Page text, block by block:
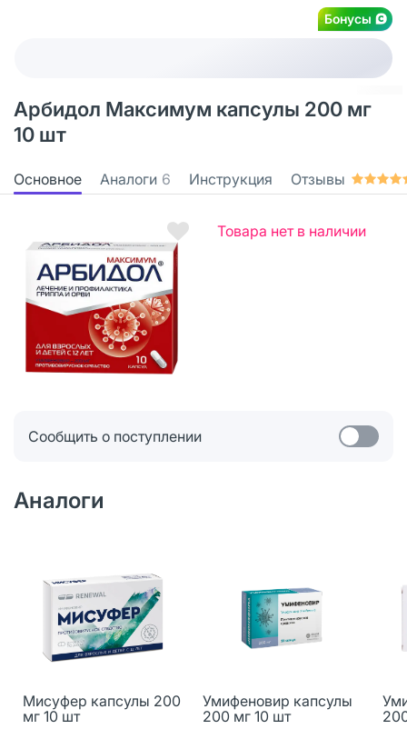
Бонусы
Арбидол Максимум капсулы 200 мг
10 шт
Основное Аналоги 6 Инструкция Отзывы
Товара нет в наличии
Сообщить о поступлении
Аналоги
Мисуфер капсулы 200
мг 10 шт
Умифеновир капсулы
200 мг 10 шт